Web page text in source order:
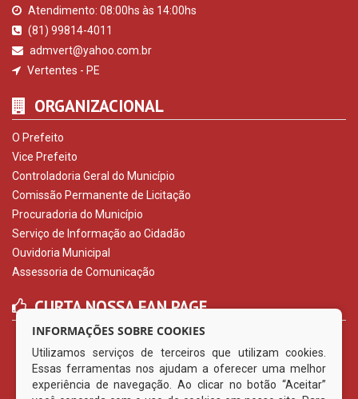
Atendimento: 08:00hs às 14:00hs
(81) 99814-4011
admvert@yahoo.com.br
Vertentes - PE
ORGANIZACIONAL
O Prefeito
Vice Prefeito
Controladoria Geral do Município
Comissão Permanente de Licitação
Procuradoria do Município
Serviço de Informação ao Cidadão
Ouvidoria Municipal
Assessoria de Comunicação
CURTA NOSSA FAN PAGE
INFORMAÇÕES SOBRE COOKIES
Utilizamos serviços de terceiros que utilizam cookies.
Essas ferramentas nos ajudam a oferecer uma melhor
experiência de navegação. Ao clicar no botão “Aceitar”